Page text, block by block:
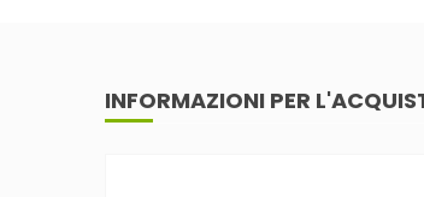
INFORMAZIONI PER